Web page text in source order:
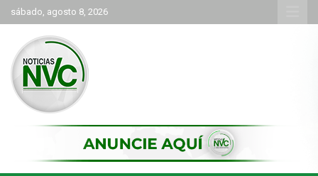
Saltar
al
contenido
sábado, agosto 8, 2026
NVC Noticias